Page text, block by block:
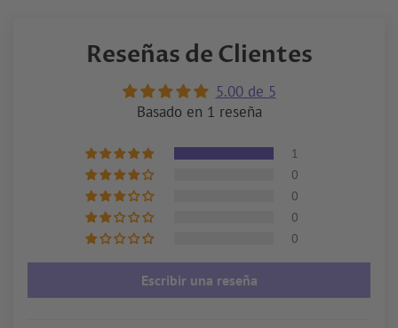
Reseñas de Clientes
5.00 de 5
Basado en 1 reseña
1
0
0
0
0
Escribir una reseña